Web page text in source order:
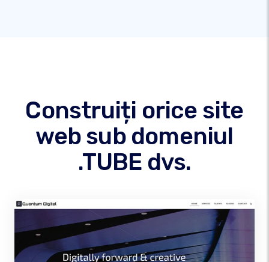
Construiți orice site
web sub domeniul
.TUBE dvs.